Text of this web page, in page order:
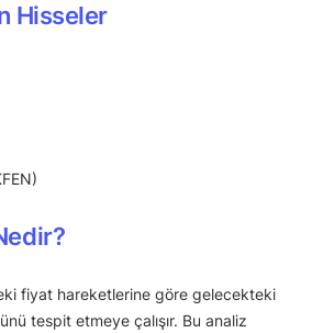
Hisseler
fiyat hareketlerine göre gelecekteki
tespit etmeye çalışır. Bu analiz